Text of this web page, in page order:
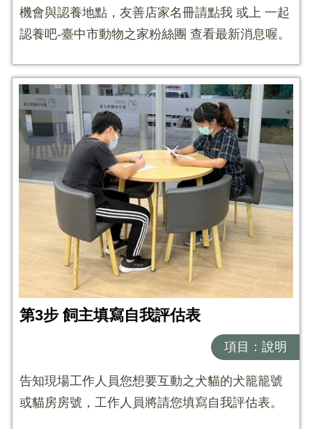
機會與認養地點，友善店家名冊請點我 或上 一起
認養吧-臺中市動物之家粉絲團 查看最新消息喔。
第3步 飼主填寫自我評估表
項目：說明
告知現場工作人員您想要互動之犬貓的犬籠籠號
或貓房房號，工作人員將請您填寫自我評估表。